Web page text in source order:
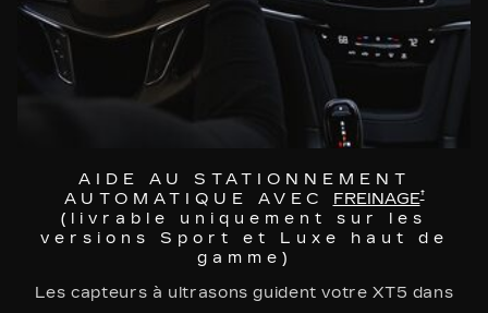
AIDE AU STATIONNEMENT
AUTOMATIQUE AVEC FREINAGE†
(livrable uniquement sur les
versions Sport et Luxe haut de
gamme)
Les capteurs à ultrasons guident votre XT5 dans